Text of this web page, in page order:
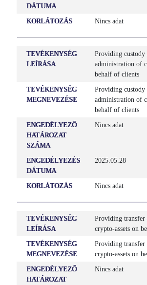
DÁTUMA
KORLÁTOZÁS Nincs adat
TEVÉKENYSÉG
LEÍRÁSA
Providing custody
administration of
behalf of clients
TEVÉKENYSÉG
MEGNEVEZÉSE
Providing custody
administration of
behalf of clients
ENGEDÉLYEZŐ
HATÁROZAT
SZÁMA
Nincs adat
ENGEDÉLYEZÉS
DÁTUMA
2025.05.28
KORLÁTOZÁS Nincs adat
TEVÉKENYSÉG
LEÍRÁSA
Providing transfer
crypto-assets on
TEVÉKENYSÉG
MEGNEVEZÉSE
Providing transfer
crypto-assets on
ENGEDÉLYEZŐ
HATÁROZAT
Nincs adat